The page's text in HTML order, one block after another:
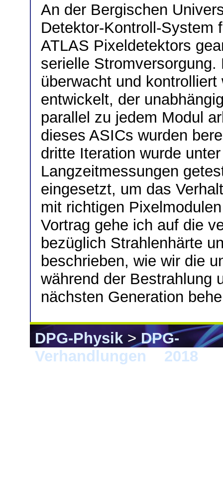
An der Bergischen
Detektor-Kontroll-System
ATLAS Pixeldetektors
serielle
überwacht und
entwickelt, der
parallel zu jedem Modul
dieses ASICs wurden
dritte Iteration wurde
Langzeitmessungen
eingesetzt, um das
mit richtigen
Vortrag gehe ich auf die
bezüglich Strahlenhärte
beschrieben, wie wir die
während der Bestrahlung
nächsten Generation
DPG-Physik>DPG-
Verhandlungen
2018